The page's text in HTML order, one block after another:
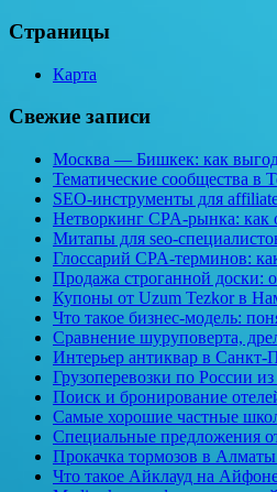
Страницы
Карта
Свежие записи
Москва — Бишкек: как
Тематические сообщества в
SEO-инструменты для
Нетворкинг CPA-рынка: как
Митапы для seo-
Глоссарий CPA-терминов:
Продажа строганной доски:
Купоны от Uzum Tezkor в
Что такое бизнес-модель:
Сравнение шуруповерта,
Интерьер антиквар в
Грузоперевозки по России
Поиск и бронирование
Самые хорошие частные
Специальные предложения
Прокачка тормозов в
Что такое Айклауд на